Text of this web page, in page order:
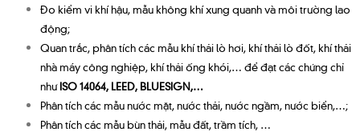
Đo kiểm vi khí hậu, mẫu không khí xung quanh và môi trường lao
động;
Quan trắc, phân tích các mẫu khí thải lò hơi, khí thải lò đốt, khí thải
nhà máy công nghiệp, khí thải ống khói,… để đạt các chứng chỉ
nhưISO 14064, LEED, BLUESIGN,…
Phân tích các mẫu nước mặt, nước thải, nước ngầm, nước biển,…;
Phân tích các mẫu bùn thải, mẫu đất, trầm tích, …